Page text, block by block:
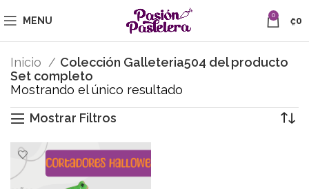
MENU 0 ₡0
Inicio
Colección Galleteria504 del producto
Set completo
Mostrando el único resultado
Mostrar Filtros